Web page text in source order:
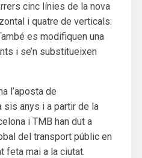
cinc línies de la nova
i quatre de verticals:
es modifiquen una
i se’n substitueixen
l’aposta de
anys i a partir de la
i TMB han dut a
del transport públic en
feta mai a la ciutat.